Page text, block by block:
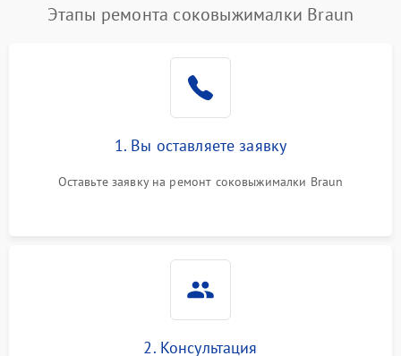
Этапы ремонта соковыжималки Braun
1. Вы оставляете заявку
Оставьте заявку на ремонт соковыжималки Braun
2. Консультация